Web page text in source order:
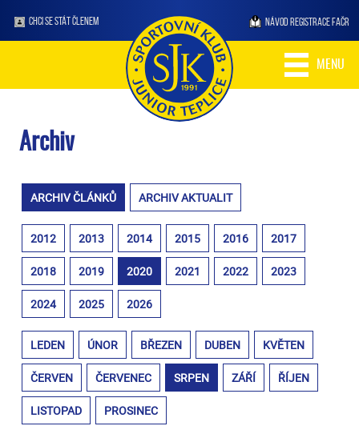
CHCI SE STÁT ČLENEM NÁVOD REGISTRACE FAČR
MENU
Archiv
ARCHIV ČLÁNKŮ ARCHIV AKTUALIT
2012 2013 2014 2015 2016 2017
2018 2019 2020 2021 2022 2023
2024 2025 2026
LEDEN ÚNOR BŘEZEN DUBEN KVĚTEN
ČERVEN ČERVENEC SRPEN ZÁŘÍ ŘÍJEN
LISTOPAD PROSINEC